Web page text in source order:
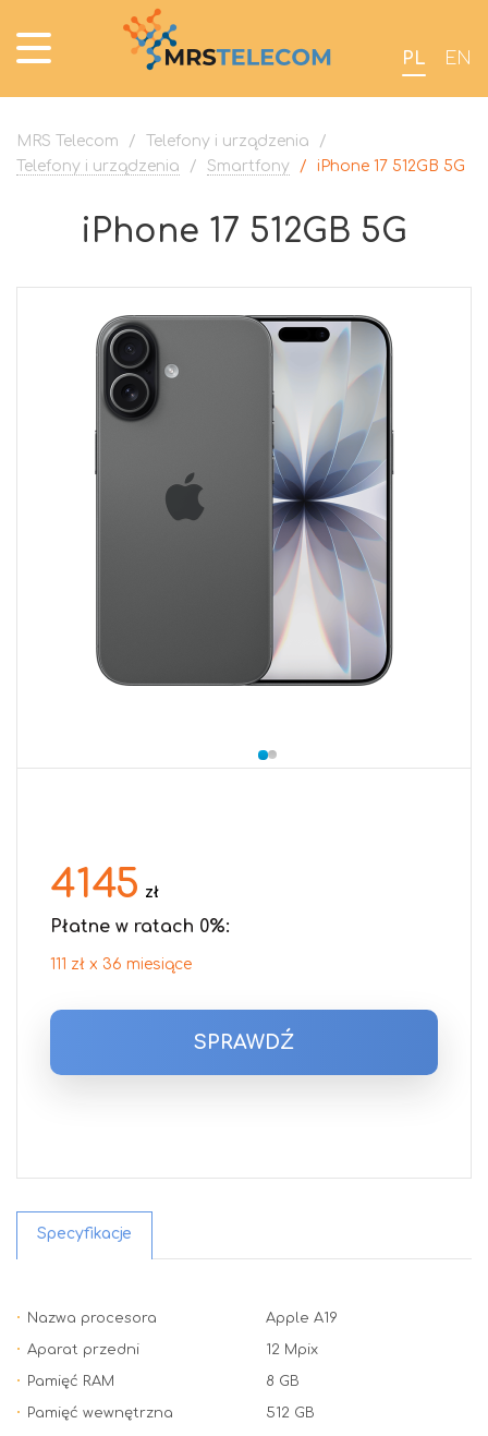
PL EN
MRS Telecom / Telefony i urządzenia
/
Telefony i urządzenia
/ Smartfony / iPhone 17 512GB 5G
iPhone 17 512GB 5G
4145 zł
Płatne w ratach 0%:
111 zł x 36 miesiące
SPRAWDŹ
Specyfikacje
Nazwa procesora Apple A19
Aparat przedni 12 Mpix
Pamięć RAM 8 GB
Pamięć wewnętrzna 512 GB